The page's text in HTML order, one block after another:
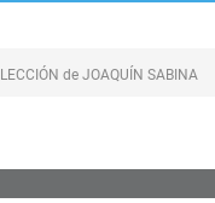
LECCIÓN de JOAQUÍN SABINA